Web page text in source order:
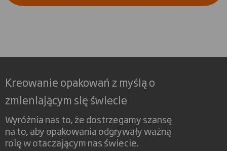
Kreowanie opakowań z myślą o
zmieniającym się świecie
Wyróżnia nas to, że dostrzegamy szansę
na to, aby opakowania odgrywały ważną
rolę w otaczającym nas świecie.